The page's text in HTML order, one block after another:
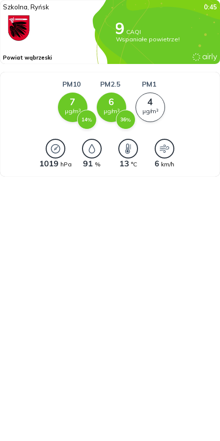
Szkolna, Ryńsk 0:45
CAQI
Wspaniałe powietrze!
Powiat wąbrzeski
PM10
µg/m³
%
PM2.5
µg/m³
%
PM1
µg/m³
hPa % °C km/h